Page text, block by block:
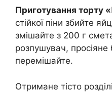
Приготування торту
стійкої піни збийте
змішайте з 200 г
розпушувач, просіяне
перемішайте.
Отримане тісто